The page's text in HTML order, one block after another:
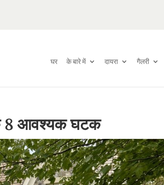
घर के बारे में दायरा गैलरी
8 आवश्यक घटक